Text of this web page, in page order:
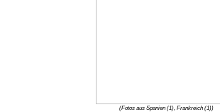
(Fotos aus Spanien (1), Frankreich (1))